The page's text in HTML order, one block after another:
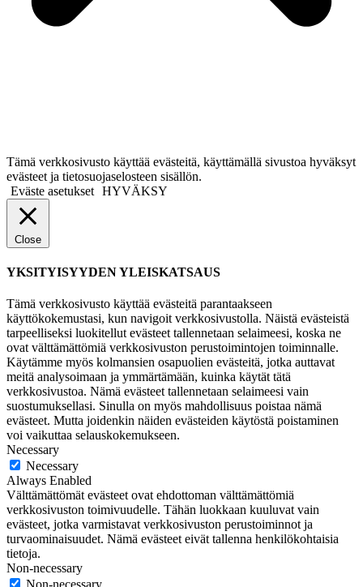
Tämä verkkosivusto käyttää evästeitä, käyttämällä sivustoa hyväksyt
evästeet ja tietosuojaselosteen sisällön.
Eväste asetukset HYVÄKSY
Close
YKSITYISYYDEN YLEISKATSAUS
Tämä verkkosivusto käyttää evästeitä parantaakseen
käyttökokemustasi, kun navigoit verkkosivustolla. Näistä evästeistä
tarpeelliseksi luokitellut evästeet tallennetaan selaimeesi, koska ne
ovat välttämättömiä verkkosivuston perustoimintojen toiminnalle.
Käytämme myös kolmansien osapuolien evästeitä, jotka auttavat
meitä analysoimaan ja ymmärtämään, kuinka käytät tätä
verkkosivustoa. Nämä evästeet tallennetaan selaimeesi vain
suostumuksellasi. Sinulla on myös mahdollisuus poistaa nämä
evästeet. Mutta joidenkin näiden evästeiden käytöstä poistaminen
voi vaikuttaa selauskokemukseen.
Necessary
Necessary
Always Enabled
Välttämättömät evästeet ovat ehdottoman välttämättömiä
verkkosivuston toimivuudelle. Tähän luokkaan kuuluvat vain
evästeet, jotka varmistavat verkkosivuston perustoiminnot ja
turvaominaisuudet. Nämä evästeet eivät tallenna henkilökohtaisia
tietoja.
Non-necessary